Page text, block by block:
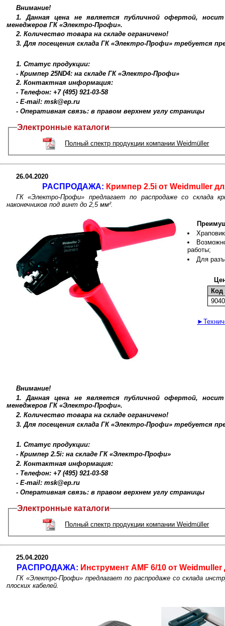
Внимание!
1. Данная цена не является публичной офертой,
менеджеров ГК «Электро-Профи».
2. Количество товара на складе ограничено!
3. Для посещения склада ГК «Электро-Профи» требуется
1. Статус продукции:
- Кримпер 25ND4: на складе ГК «Электро-Профи»
2. Контактная информация:
- Телефон: +7 (495) 921-03-58
- E-mail: msk@ep.ru
- Оперативная связь: в правом верхнем углу страницы
Электронные каталоги
Полный спектр продукции компании Weidmüller
26.04.2020
РАСПРОДАЖА: Кримпер 2.5i от Weidmuller
ГК «Электро-Профи» предлагает по распродаже со склада
наконечников под винт до 2,5 мм².
работы;
Для
Код
Внимание!
1. Данная цена не является публичной офертой,
менеджеров ГК «Электро-Профи».
2. Количество товара на складе ограничено!
3. Для посещения склада ГК «Электро-Профи» требуется
1. Статус продукции:
- Кримпер 2.5i: на складе ГК «Электро-Профи»
2. Контактная информация:
- Телефон: +7 (495) 921-03-58
- E-mail: msk@ep.ru
- Оперативная связь: в правом верхнем углу страницы
Электронные каталоги
Полный спектр продукции компании Weidmüller
25.04.2020
РАСПРОДАЖА: Инструмент AMF 6/10 от
ГК «Электро-Профи» предлагает по распродаже со склада
плоских кабелей.